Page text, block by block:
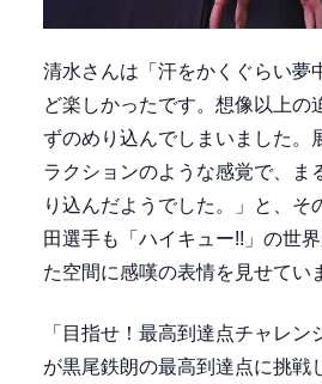
清水さんは「汗をかくぐらい夢
ど楽しかったです。想像以上の
ずのめり込んでしまいました。
ラクションのような感覚で、ま
り込んだようでした。」と、そ
田選手も「ハイキュー!!」の世
た空間に感嘆の表情を見せてい
「目指せ！最高到達点チャレ
が黒尾鉄朗の最高到達点に挑戦